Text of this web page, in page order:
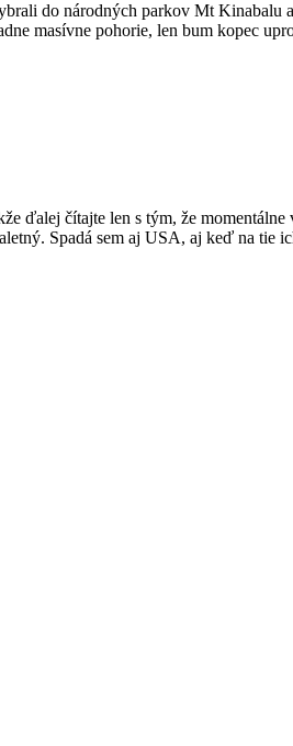
do národných parkov Mt
masívne pohorie, len bum kopec
ďalej čítajte len s tým, že
Spadá sem aj USA, aj keď na tie